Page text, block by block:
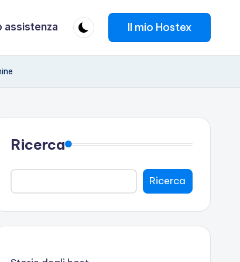
assistenza Il mio Hostex
Ricerca
Ricerca